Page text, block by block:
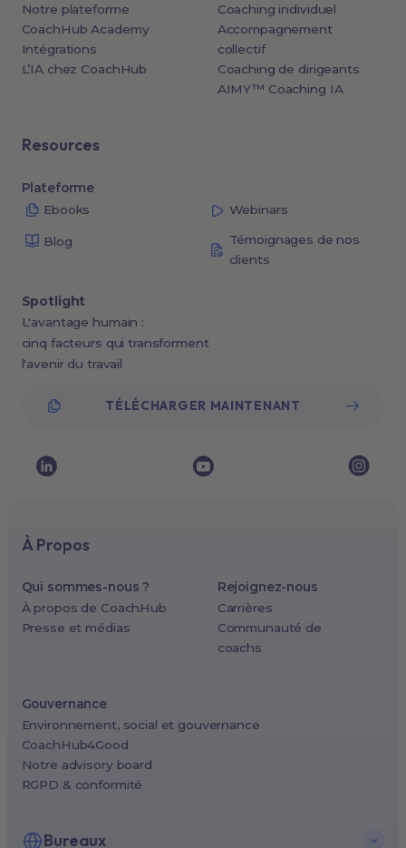
Notre plateforme
CoachHub Academy
Intégrations
L’IA chez CoachHub
Coaching individuel
Accompagnement
collectif
Coaching de dirigeants
AIMY™ Coaching IA
Resources
Plateforme
Ebooks
Webinars
Blog
Témoignages de nos
clients
Spotlight
L'avantage humain :
cinq facteurs qui transforment
l'avenir du travail
TÉLÉCHARGER MAINTENANT
À Propos
Qui sommes-nous ?
À propos de CoachHub
Presse et médias
Rejoignez-nous
Carrières
Communauté de
coachs
Gouvernance
Environnement, social et gouvernance
CoachHub4Good
Notre advisory board
RGPD & conformité
Bureaux